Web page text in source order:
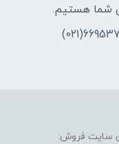
سایت فروش: